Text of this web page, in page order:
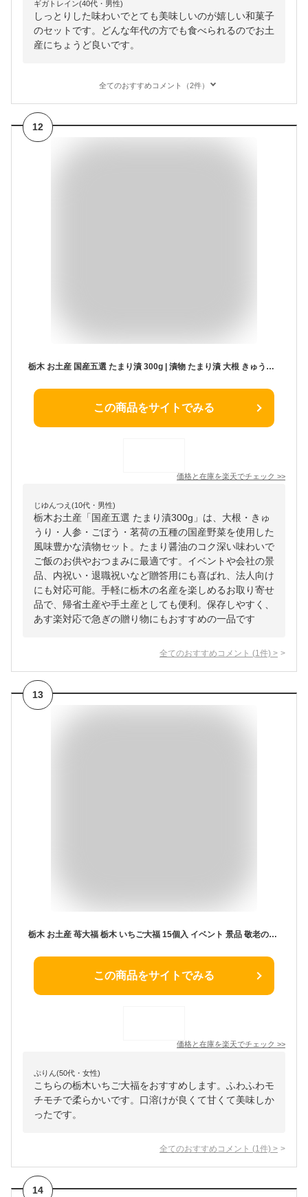
ギガトレイン(40代・男性)
しっとりした味わいでとても美味しいのが嬉しい和菓子
のセットです。どんな年代の方でも食べられるのでお土
産にちょうど良いです。
全てのおすすめコメント（2件）
12
栃木 お土産 国産五選 たまり漬 300g | 漬物 たまり漬 大根 きゅうり 人参 ごぼう 茗荷 イベント 景品 お返し プレゼント ギフト 会社 大量 法人 お祝い 内祝い 退職祝い お礼 景品 お返し お土産 帰省土産 手土産 お取り寄せ あす楽
この商品をサイトでみる
価格と在庫を楽天でチェック >>
じゆんつえ(10代・男性)
栃木お土産「国産五選 たまり漬300g」は、大根・きゅ
うり・人参・ごぼう・茗荷の五種の国産野菜を使用した
風味豊かな漬物セット。たまり醤油のコク深い味わいで
ご飯のお供やおつまみに最適です。イベントや会社の景
品、内祝い・退職祝いなど贈答用にも喜ばれ、法人向け
にも対応可能。手軽に栃木の名産を楽しめるお取り寄せ
品で、帰省土産や手土産としても便利。保存しやすく、
あす楽対応で急ぎの贈り物にもおすすめの一品です
全てのおすすめコメント (1 件) >
13
栃木 お土産 苺大福 栃木 いちご大福 15個入 イベント 景品 敬老の日 2025 秋ギフト ハロウィン お歳暮 2025 御歳暮 お返し プレゼント ギフト 会社 職場 大量 法人 お祝い 内祝い 退職祝い お礼 お返し お土産 帰省土産 手土産 お取り寄せ あす楽
この商品をサイトでみる
価格と在庫を楽天でチェック >>
ぷりん(50代・女性)
こちらの栃木いちご大福をおすすめします。ふわふわモ
チモチで柔らかいです。口溶けが良くて甘くて美味しか
ったです。
全てのおすすめコメント (1 件) >
14